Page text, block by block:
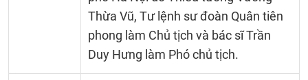
Thừa Vũ, Tư lệnh sư đoàn Quân tiên
phong làm Chủ tịch và bác sĩ Trần
Duy Hưng làm Phó chủ tịch.